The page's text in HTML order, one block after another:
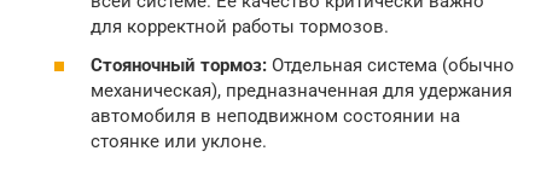
для корректной работы тормозов.
Стояночный тормоз: Отдельная система (обычно
механическая), предназначенная для удержания
автомобиля в неподвижном состоянии на
стоянке или уклоне.